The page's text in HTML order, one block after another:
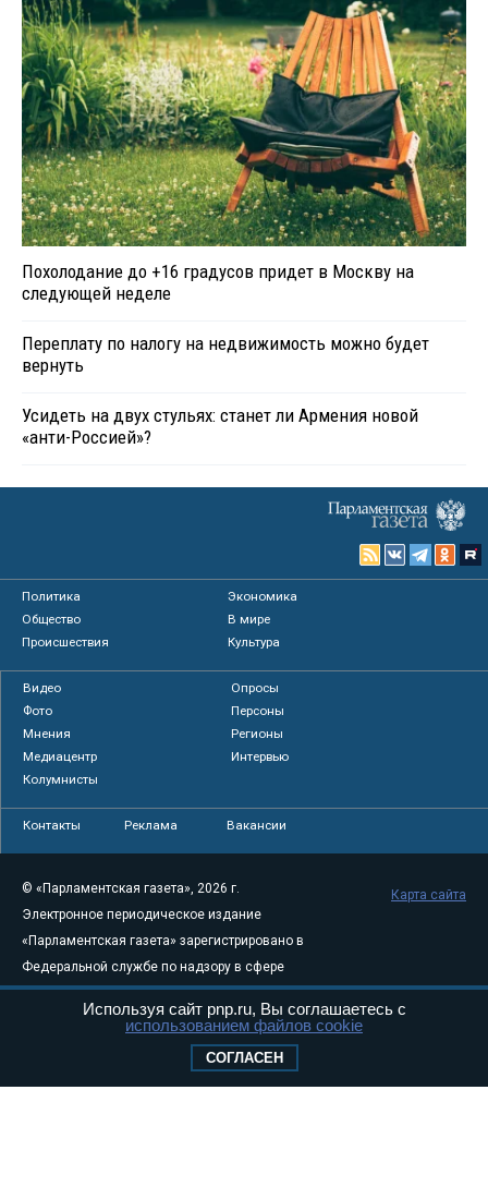
Похолодание до +16 градусов придет в Москву на
следующей неделе
Переплату по налогу на недвижимость можно будет
вернуть
Усидеть на двух стульях: станет ли Армения новой
«анти-Россией»?
Политика
Экономика
Общество
В мире
Происшествия
Культура
Видео
Опросы
Фото
Персоны
Мнения
Регионы
Медиацентр
Интервью
Колумнисты
Контакты Реклама Вакансии
© «Парламентская газета», 2026 г.
Электронное периодическое издание
«Парламентская газета» зарегистрировано в
Федеральной службе по надзору в сфере
связи, информационных технологий и
массовых коммуникаций (Роскомнадзор) 05
Свидетельство о регистрации Эл № ФС77-
Карта сайта
Используя сайт pnp.ru, Вы соглашаетесь с
использованием файлов cookie
СОГЛАСЕН